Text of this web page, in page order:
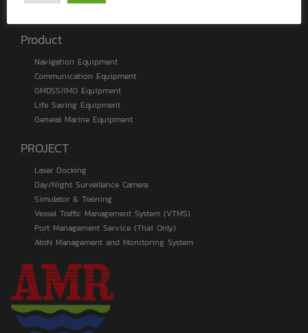
Product
Navigation Equipment
Communication Equipment
GMDSS/IMO Equipment
Life Saving Equipment
General Marine Equipment
PROJECT
Laser Docking
Day/Night Surveillance Camera
Simulator & Training
Vessel Traffic Management System (VTMS)
Port Management Service (Thai Only)
AtoN Management and Monitoring System